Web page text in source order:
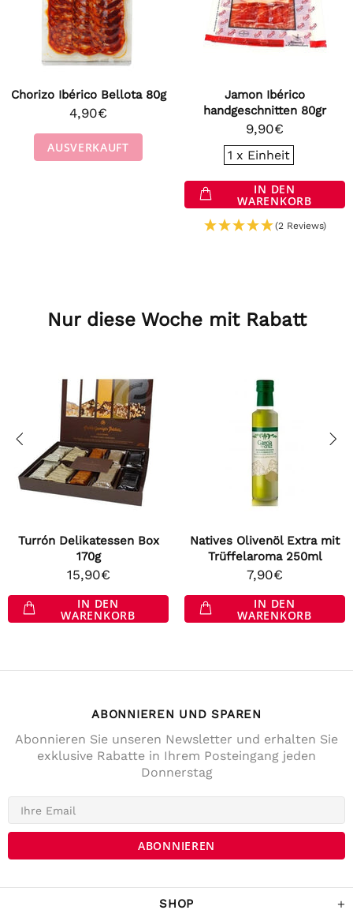
Chorizo Ibérico Bellota 80g
4,90€
AUSVERKAUFT
Jamon Ibérico
handgeschnitten 80gr
9,90€
1 x Einheit
IN DEN
WARENKORB
(2 Reviews)
Nur diese Woche mit Rabatt
Turrón Delikatessen Box
170g
15,90€
IN DEN
WARENKORB
Natives Olivenöl Extra mit
Trüffelaroma 250ml
7,90€
IN DEN
WARENKORB
SHOP
ABONNIEREN UND SPAREN
Abonnieren Sie unseren Newsletter und erhalten Sie
exklusive Rabatte in Ihrem Posteingang jeden
Donnerstag
Bewertungen
Anonym
Verifizierter Kunde
Die Lieferung war prompt und schnell. Der
War Tage darauf auch im Geschäft und
habe noch ein paar Sachen gekaufrt.